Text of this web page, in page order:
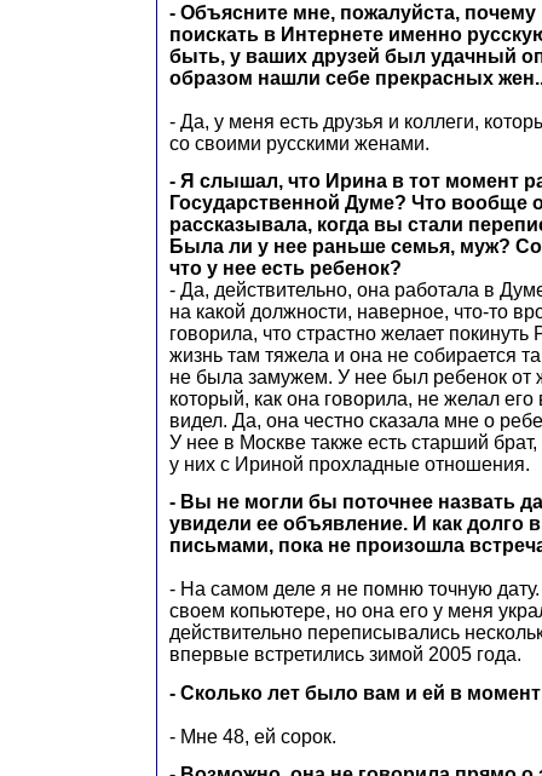
- Объясните мне, пожалуйста,
поискать в Интернете именно
быть, у ваших друзей был удачный
образом нашли себе прекрасных
- Да, у меня есть друзья и коллеги,
со своими русскими женами.
- Я слышал, что Ирина в тот момент
Государственной Думе? Что вообще
рассказывала, когда вы стали
Была ли у нее раньше семья, муж?
что у нее есть ребенок?
- Да, действительно, она работала в
на какой должности, наверное, что-то
говорила, что страстно желает покинуть
жизнь там тяжела и она не собирается
не была замужем. У нее был ребенок от
который, как она говорила, не желал его
видел. Да, она честно сказала мне о
У нее в Москве также есть старший брат,
у них с Ириной прохладные отношения.
- Вы не могли бы поточнее назвать
увидели ее объявление. И как долго
письмами, пока не произошла
- На самом деле я не помню точную
своем копьютере, но она его у меня
действительно переписывались
впервые встретились зимой 2005 года.
- Сколько лет было вам и ей в
- Мне 48, ей сорок.